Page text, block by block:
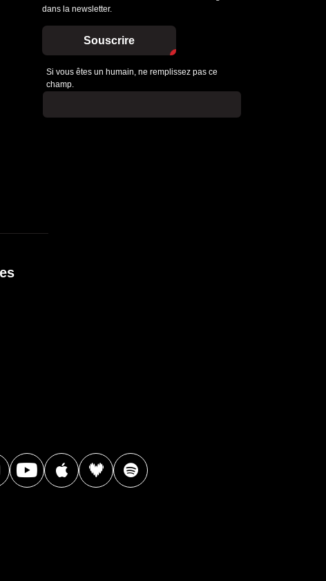
dans la newsletter.
Souscrire
Si vous êtes un humain, ne remplissez pas ce
champ.